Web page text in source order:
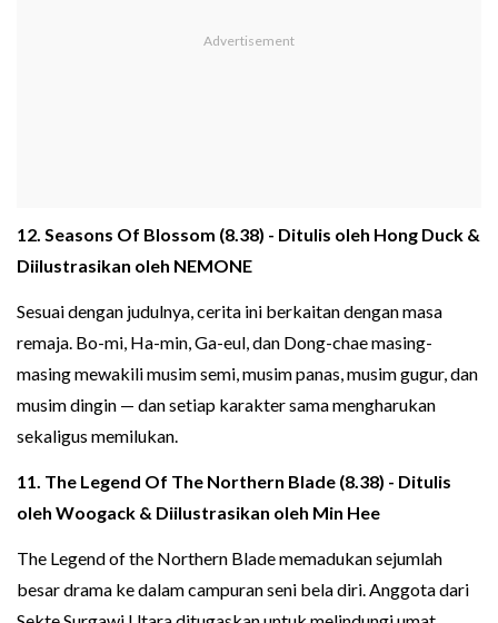
12. Seasons Of Blossom (8.38) - Ditulis oleh Hong Duck &
Diilustrasikan oleh NEMONE
Sesuai dengan judulnya, cerita ini berkaitan dengan masa
remaja. Bo-mi, Ha-min, Ga-eul, dan Dong-chae masing-
masing mewakili musim semi, musim panas, musim gugur, dan
musim dingin — dan setiap karakter sama mengharukan
sekaligus memilukan.
11. The Legend Of The Northern Blade (8.38) - Ditulis
oleh Woogack & Diilustrasikan oleh Min Hee
The Legend of the Northern Blade memadukan sejumlah
besar drama ke dalam campuran seni bela diri. Anggota dari